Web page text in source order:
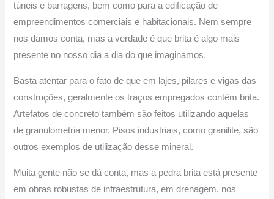
túneis e barragens, bem como para a edificação de
empreendimentos comerciais e habitacionais. Nem sempre
nos damos conta, mas a verdade é que brita é algo mais
presente no nosso dia a dia do que imaginamos.
Basta atentar para o fato de que em lajes, pilares e vigas das
construções, geralmente os traços empregados contêm brita.
Artefatos de concreto também são feitos utilizando aquelas
de granulometria menor. Pisos industriais, como granilite, são
outros exemplos de utilização desse mineral.
Muita gente não se dá conta, mas a pedra brita está presente
em obras robustas de infraestrutura, em drenagem, nos